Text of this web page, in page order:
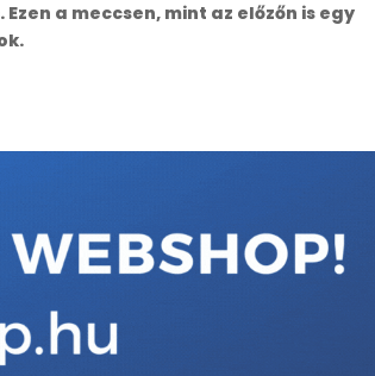
a meccsen, mint az előzőn is egy